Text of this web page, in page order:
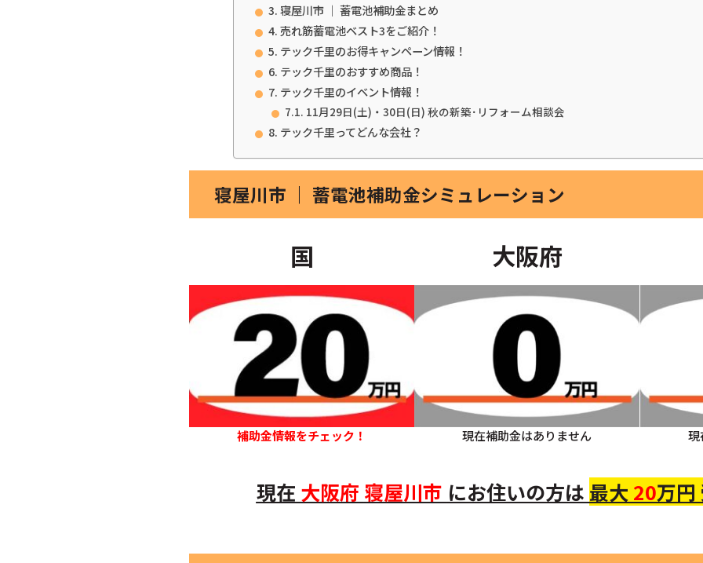
寝屋川市 ｜ 蓄電池補助金まとめ
売れ筋蓄電池ベスト3をご紹介！
テック千里のお得キャンペーン情報！
テック千里のおすすめ商品！
テック千里のイベント情報！
11月29日(土)・30日(日) 秋の新築･リフォーム相談会
テック千里ってどんな会社？
寝屋川市 ｜ 蓄電池補助金シミュレーション
国
補助金情報をチェック！
大阪府
現在補助金はありません 現
現在 大阪府 寝屋川市 にお住いの方は 最大 20万円